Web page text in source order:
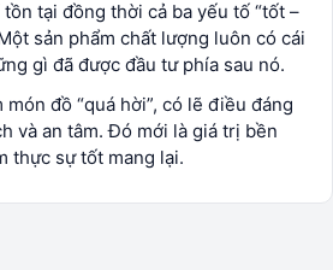
tại đồng thời cả ba yếu tố “tốt –
sản phẩm chất lượng luôn có cái
gì đã được đầu tư phía sau nó.
đồ “quá hời”, có lẽ điều đáng
và an tâm. Đó mới là giá trị bền
thực sự tốt mang lại.